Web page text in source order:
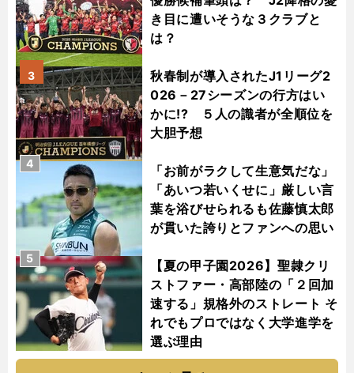
き目に遭いそうな３クラブと
は？
秋春制が導入されたJ1リーグ2
026－27シーズンの行方はい
かに!? ５人の識者が全順位を
大胆予想
3
「お前がラクして生意気だな」
「あいつ若いくせに」厳しい言
葉を浴びせられるも佐藤慎太郎
が貫いた誇りとファンへの思い
4
【夏の甲子園2026】聖隷クリ
ストファー・高部陸の「２回加
速する」規格外のストレート そ
れでもプロではなく大学進学を
選ぶ理由
5